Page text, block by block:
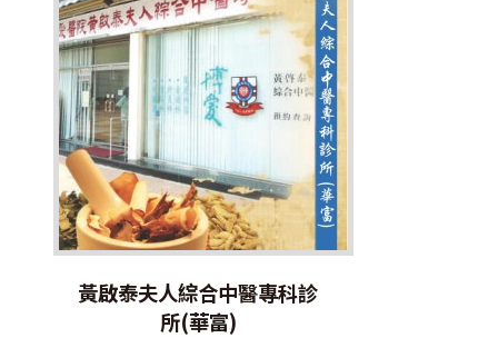
黃啟泰夫人綜合中醫專科診
所(華富)